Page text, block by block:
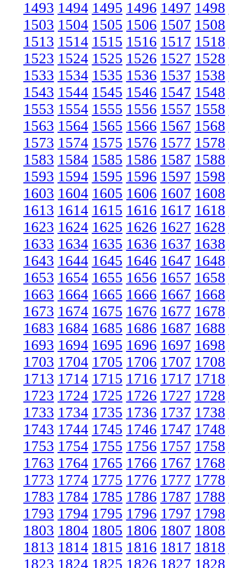
1493 1494 1495 1496 1497 1498
1503 1504 1505 1506 1507 1508
1513 1514 1515 1516 1517 1518
1523 1524 1525 1526 1527 1528
1533 1534 1535 1536 1537 1538
1543 1544 1545 1546 1547 1548
1553 1554 1555 1556 1557 1558
1563 1564 1565 1566 1567 1568
1573 1574 1575 1576 1577 1578
1583 1584 1585 1586 1587 1588
1593 1594 1595 1596 1597 1598
1603 1604 1605 1606 1607 1608
1613 1614 1615 1616 1617 1618
1623 1624 1625 1626 1627 1628
1633 1634 1635 1636 1637 1638
1643 1644 1645 1646 1647 1648
1653 1654 1655 1656 1657 1658
1663 1664 1665 1666 1667 1668
1673 1674 1675 1676 1677 1678
1683 1684 1685 1686 1687 1688
1693 1694 1695 1696 1697 1698
1703 1704 1705 1706 1707 1708
1713 1714 1715 1716 1717 1718
1723 1724 1725 1726 1727 1728
1733 1734 1735 1736 1737 1738
1743 1744 1745 1746 1747 1748
1753 1754 1755 1756 1757 1758
1763 1764 1765 1766 1767 1768
1773 1774 1775 1776 1777 1778
1783 1784 1785 1786 1787 1788
1793 1794 1795 1796 1797 1798
1803 1804 1805 1806 1807 1808
1813 1814 1815 1816 1817 1818
1823 1824 1825 1826 1827 1828